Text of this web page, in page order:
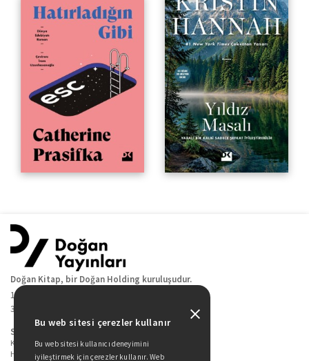
Doğan Kitap, bir Doğan Holding kuruluşudur.
19 Mayıs Cad. Golden Plaza No:1 Kat:10
34360 / Şişli / İstanbul
Sitede Yer Alan Sayfalar
Kitaplarımız
Hakkımızda
Bu web sitesi çerezler kullanır
Bu web sitesi kullanıcı deneyimini
iyileştirmek için çerezler kullanır. Web